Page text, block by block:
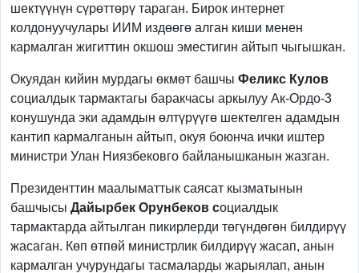
шектүүнүн сүрөттөрү тараган. Бирок интернет
колдонуучулары ИИМ издөөгө алган киши менен
кармалган жигиттин окшош эместигин айтып чыгышкан.
Окуядан кийин мурдагы өкмөт башчы Феликс Кулов
социалдык тармактагы баракчасы аркылуу Ак-Ордо-3
конушунда эки адамдын өлтүрүүгө шектелген адамдын
кантип кармалганын айтып, окуя боюнча ички иштер
министри Улан Ниязбековго байланышканын жазган.
Президенттин маалыматтык саясат кызматынын
башчысы Дайырбек Орунбеков социалдык
тармактарда айтылган пикирлерди төгүндөгөн билдирүү
жасаган. Көп өтпөй министрлик билдирүү жасап, анын
кармалган учурундагы тасмаларды жарыялап, анын